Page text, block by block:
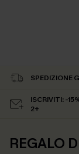
SPEDIZIONE
ISCRIVITI: -
2+
REGALO